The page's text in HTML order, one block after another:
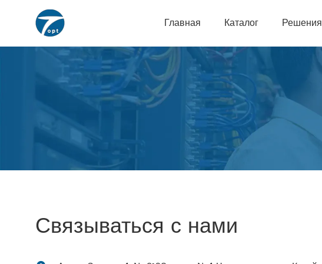
Главная Каталог Решения
Связываться с нами